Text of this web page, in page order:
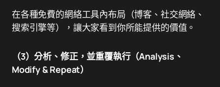
在各種免費的網絡工具內布局（博客、社交網絡、
搜索引擎等），讓大家看到你所能提供的價值。
（3）分析、修正，並重覆執行（Analysis、
Modify & Repeat）